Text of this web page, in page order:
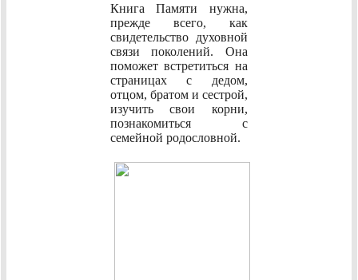
Книга Памяти нужна,
прежде всего, как
свидетельство духовной
связи поколений. Она
поможет встретиться на
страницах с дедом,
отцом, братом и сестрой,
изучить свои корни,
познакомиться с
семейной родословной.